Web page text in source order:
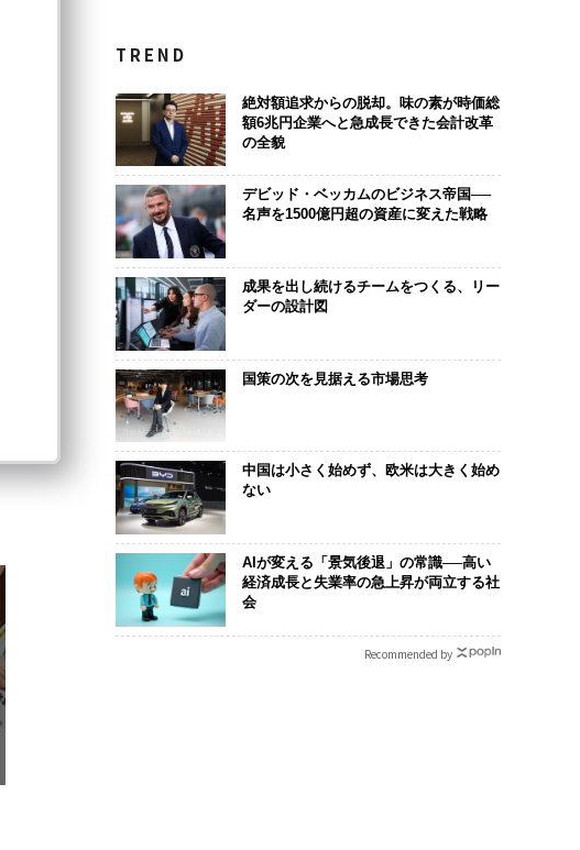
TREND
絶対額追求からの脱却。味の素が時価総
額6兆円企業へと急成長できた会計改革
の全貌
デビッド・ベッカムのビジネス帝国──
名声を1500億円超の資産に変えた戦略
成果を出し続けるチームをつくる、リー
ダーの設計図
国策の次を見据える市場思考
中国は小さく始めず、欧米は大きく始め
ない
AIが変える「景気後退」の常識──高い
経済成長と失業率の急上昇が両立する社
会
Recommended by